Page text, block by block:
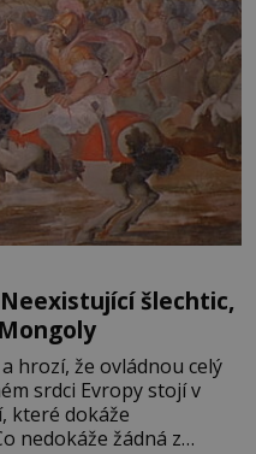
šlechtic,
hrozí, že ovládnou celý
srdci Evropy stojí v
které dokáže
nedokáže žádná z